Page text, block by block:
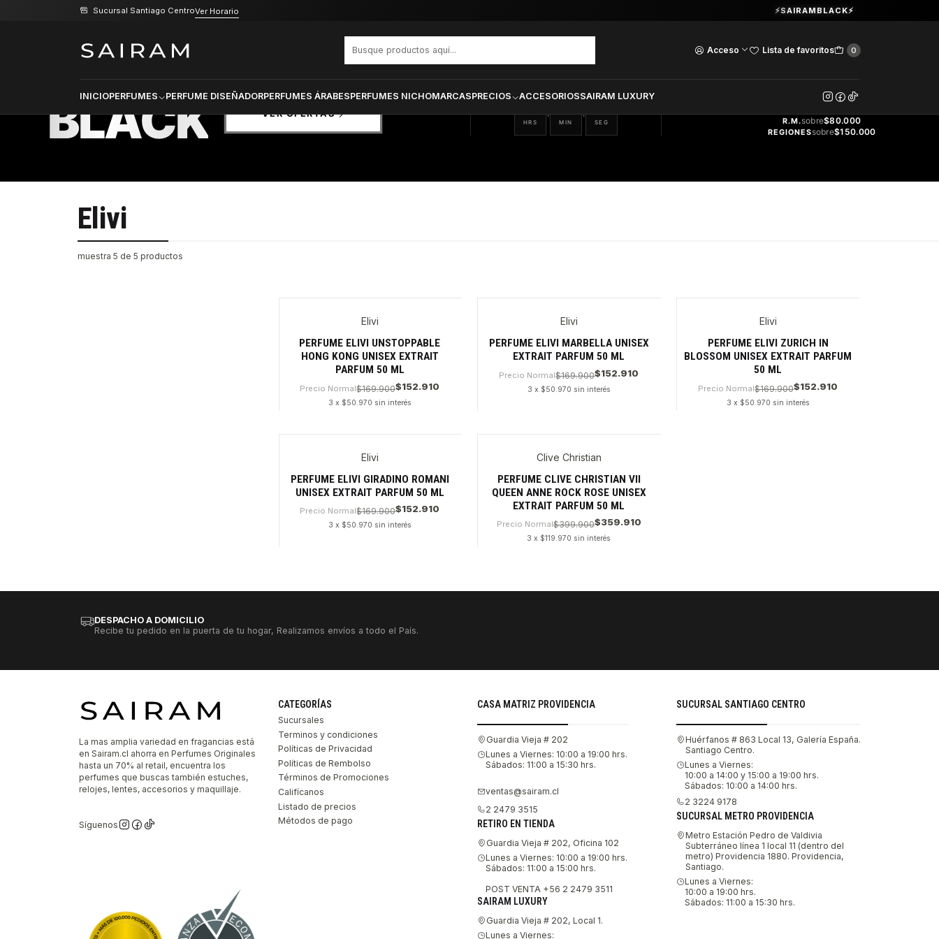
Acceso Lista de favoritos 0
INICIOPERFUMES PERFUME DISEÑADORPERFUMES ÁRABESPERFUMES NICHOMARCASPRECIOS ACCESORIOSSAIRAM LUXURY
Sucursal Santiago CentroVer Horario Guardia Vieja 202. Oficina 102.Ver Horarios
⚡SAIRAMBLACK⚡
Inicio Marcas Elivi
BLACK
SELECCIONADOS
VER OFERTAS
08
HRS
: 20
MIN
: 07
SEG
GRATIS
R.M.sobre$80.000
REGIONESsobre$150.000
Elivi
muestra 5 de 5 productos
Elivi
PERFUME ELIVI UNSTOPPABLE
HONG KONG UNISEX EXTRAIT
PARFUM 50 ML
Precio Normal$169.900$152.910
3 x $50.970 sin interés
Elivi
PERFUME ELIVI MARBELLA UNISEX
EXTRAIT PARFUM 50 ML
Precio Normal$169.900$152.910
3 x $50.970 sin interés
Elivi
PERFUME ELIVI ZURICH IN
BLOSSOM UNISEX EXTRAIT PARFUM
50 ML
Precio Normal$169.900$152.910
3 x $50.970 sin interés
Elivi
PERFUME ELIVI GIRADINO ROMANI
UNISEX EXTRAIT PARFUM 50 ML
Precio Normal$169.900$152.910
3 x $50.970 sin interés
Clive Christian
PERFUME CLIVE CHRISTIAN VII
QUEEN ANNE ROCK ROSE UNISEX
EXTRAIT PARFUM 50 ML
Precio Normal$399.900$359.910
3 x $119.970 sin interés
DESPACHO A DOMICILIO
Recibe tu pedido en la puerta de tu hogar, Realizamos envíos a todo el País.
La mas amplia variedad en fragancias está
en Sairam.cl ahorra en Perfumes Originales
hasta un 70% al retail, encuentra los
perfumes que buscas también estuches,
relojes, lentes, accesorios y maquillaje.
Síguenos
CATEGORÍAS
Sucursales
Terminos y condiciones
Políticas de Privacidad
Políticas de Rembolso
Términos de Promociones
Califícanos
Listado de precios
Métodos de pago
CASA MATRIZ PROVIDENCIA
Guardia Vieja # 202
Lunes a Viernes: 10:00 a 19:00 hrs.
Sábados: 11:00 a 15:30 hrs.
ventas@sairam.cl
2 2479 3515
RETIRO EN TIENDA
Guardia Vieja # 202, Oficina 102
Lunes a Viernes: 10:00 a 19:00 hrs.
Sábados: 11:00 a 15:00 hrs.
POST VENTA +56 2 2479 3511
SAIRAM LUXURY
Guardia Vieja # 202, Local 1.
Lunes a Viernes:
SUCURSAL SANTIAGO CENTRO
Huérfanos # 863 Local 13, Galería España.
Santiago Centro.
Lunes a Viernes:
10:00 a 14:00 y 15:00 a 19:00 hrs.
Sábados: 10:00 a 14:00 hrs.
2 3224 9178
SUCURSAL METRO PROVIDENCIA
Metro Estación Pedro de Valdivia
Subterráneo línea 1 local 11 (dentro del
metro) Providencia 1880. Providencia,
Santiago.
Lunes a Viernes:
10:00 a 19:00 hrs.
Sábados: 11:00 a 15:30 hrs.